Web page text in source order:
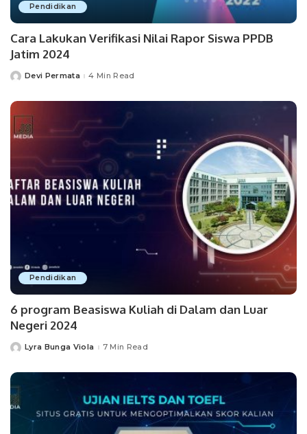
Pendidikan
Cara Lakukan Verifikasi Nilai Rapor Siswa PPDB
Jatim 2024
PostedDevi Permata 4 Min Read
Pendidikan
6 program Beasiswa Kuliah di Dalam dan Luar
Negeri 2024
PostedLyra Bunga Viola 7 Min Read